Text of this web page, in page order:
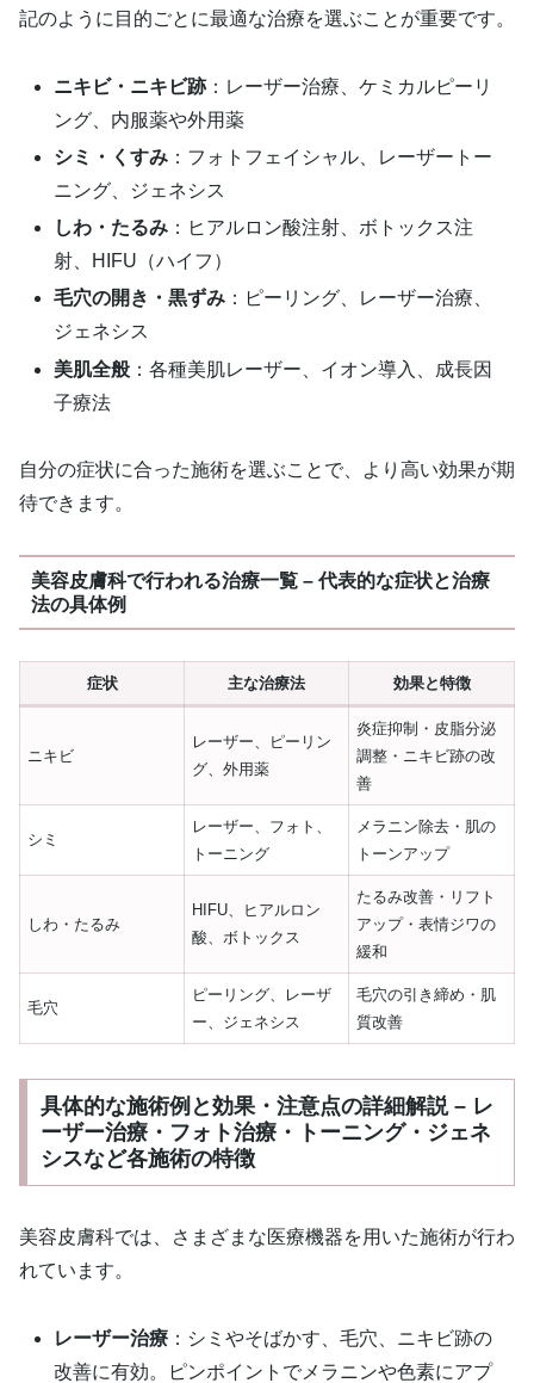
記のように目的ごとに最適な治療を選ぶことが重要です。
ニキビ・ニキビ跡：レーザー治療、ケミカルピーリ
ング、内服薬や外用薬
シミ・くすみ ：フォトフェイシャル、レーザートー
ニング、ジェネシス
しわ・たるみ ：ヒアルロン酸注射、ボトックス注
射、HIFU（ハイフ）
毛穴の開き・黒ずみ ：ピーリング、レーザー治療、
ジェネシス
美肌全般 ：各種美肌レーザー、イオン導入、成長因
子療法
自分の症状に合った施術を選ぶことで、より高い効果が期
待できます。
美容皮膚科で行われる治療一覧 – 代表的な症状と治療
法の具体例
症状 主な治療法 効果と特徴
ニキビ
レーザー、ピーリン
グ、外用薬
炎症抑制・皮脂分泌
調整・ニキビ跡の改
善
シミ
レーザー、フォト、
トーニング
メラニン除去・肌の
トーンアップ
しわ・たるみ
HIFU、ヒアルロン
酸、ボトックス
たるみ改善・リフト
アップ・表情ジワの
緩和
毛穴
ピーリング、レーザ
ー、ジェネシス
毛穴の引き締め・肌
質改善
具体的な施術例と効果・注意点の詳細解説 – レ
ーザー治療・フォト治療・トーニング・ジェネ
シスなど各施術の特徴
美容皮膚科では、さまざまな医療機器を用いた施術が行わ
れています。
レーザー治療 ：シミやそばかす、毛穴、ニキビ跡の
改善に有効。ピンポイントでメラニンや色素にアプ